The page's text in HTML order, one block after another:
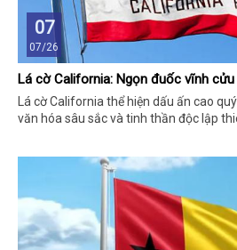
07
07/26
Lá cờ California: Ngọn đuốc vĩnh
Lá cờ California thể hiện dấu ấn cao
văn hóa sâu sắc và tinh thần độc lập